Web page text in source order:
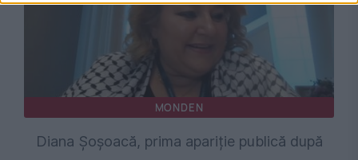
MONDEN
Diana Șoșoacă, prima apariție publică după